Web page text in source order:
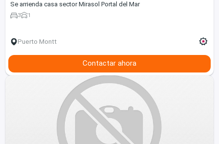
Se arrienda casa sector Mirasol Portal del Mar
3 1
Puerto Montt
Contactar ahora